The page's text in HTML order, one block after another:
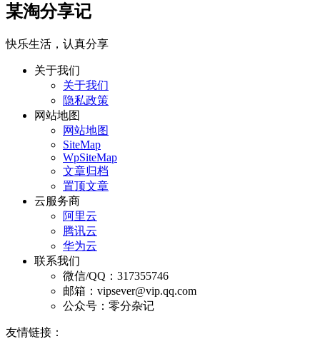
某淘分享记
快乐生活，认真分享
关于我们
关于我们
隐私政策
网站地图
网站地图
SiteMap
WpSiteMap
文章归档
置顶文章
云服务商
阿里云
腾讯云
华为云
联系我们
微信/QQ：317355746
邮箱：vipsever@vip.qq.com
公众号：零分杂记
友情链接：